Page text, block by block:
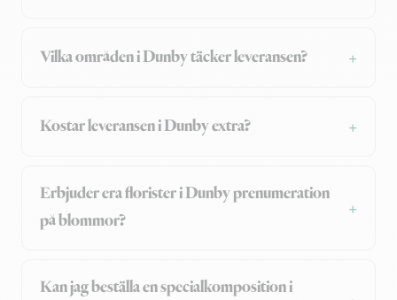
Vilka områden i Dunby täcker leveransen?
Kostar leveransen i Dunby extra?
Erbjuder era florister i Dunby prenumeration
på blommor?
Kan jag beställa en specialkomposition i